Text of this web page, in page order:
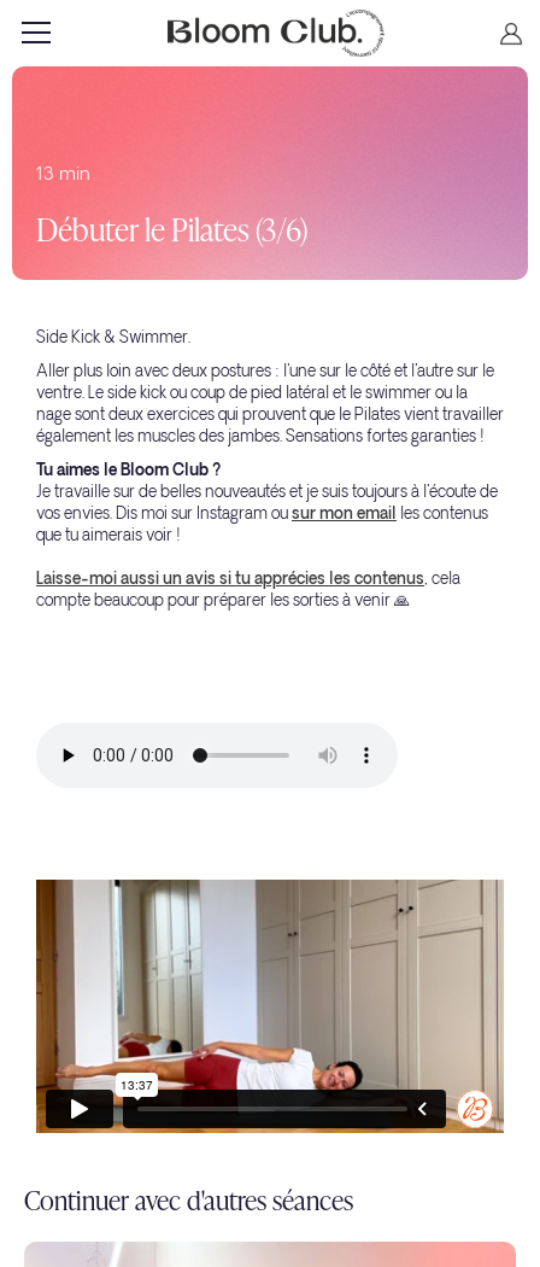
13 min
Débuter le Pilates (3/6)
Side Kick & Swimmer.
Aller plus loin avec deux postures : l'une sur le côté et l'autre sur le
ventre. Le side kick ou coup de pied latéral et le swimmer ou la
nage sont deux exercices qui prouvent que le Pilates vient travailler
également les muscles des jambes. Sensations fortes garanties !
Tu aimes le Bloom Club ?
Je travaille sur de belles nouveautés et je suis toujours à l'écoute de
vos envies. Dis moi sur Instagram ousur mon email les contenus
que tu aimerais voir !
Laisse-moi aussi un avis si tu apprécies les contenus, cela
compte beaucoup pour préparer les sorties à venir 🙏
Continuer avec d'autres séances